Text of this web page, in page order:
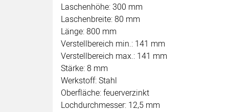
Laschenhöhe: 300 mm
Laschenbreite: 80 mm
Länge: 800 mm
Verstellbereich min.: 141 mm
Verstellbereich max.: 141 mm
Stärke: 8 mm
Werkstoff: Stahl
Oberfläche: feuerverzinkt
Lochdurchmesser: 12,5 mm